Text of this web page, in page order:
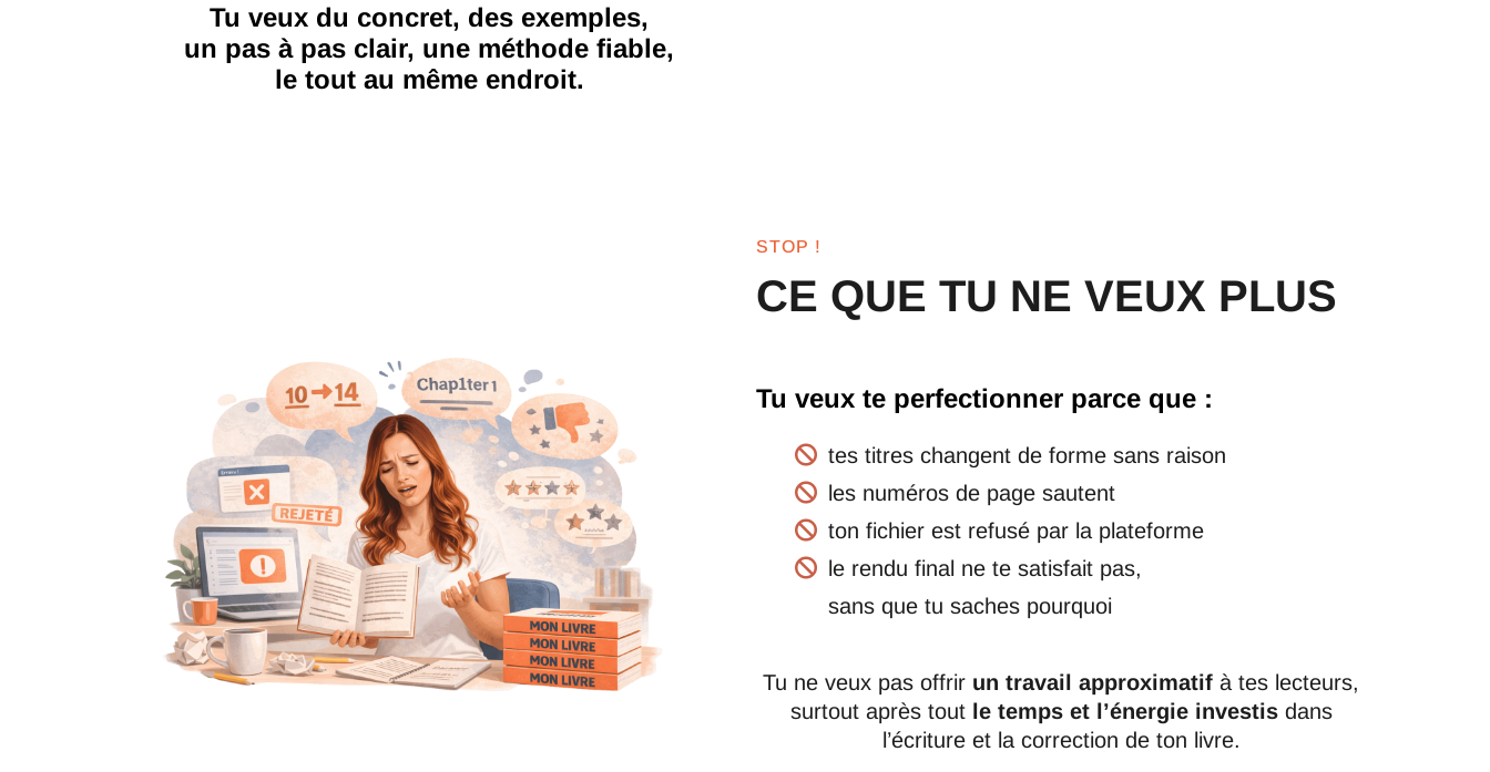
Tu veux du concret, des exemples,
un pas à pas clair, une méthode fiable,
le tout au même endroit.
STOP !
CE QUE TU NE VEUX PLUS
Tu veux te perfectionner parce que :
tes titres changent de forme sans raison
les numéros de page sautent
ton fichier est refusé par la plateforme
le rendu final ne te satisfait pas,
sans que tu saches pourquoi
Tu ne veux pas offrir un travail approximatif à tes lecteurs,
surtout après tout le temps et l’énergie investis dans
l’écriture et la correction de ton livre.